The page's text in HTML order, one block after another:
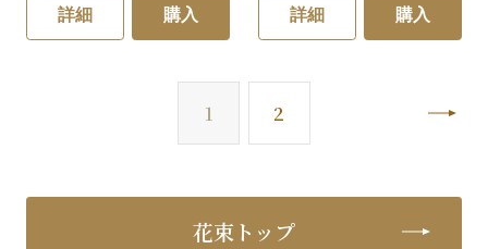
詳細 購入 詳細 購入
1 2
花束トップ